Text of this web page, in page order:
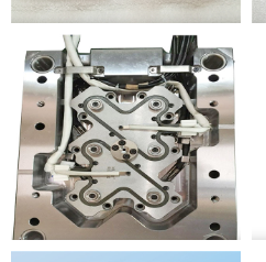
两套一出二热流道
一出6针点式热流道